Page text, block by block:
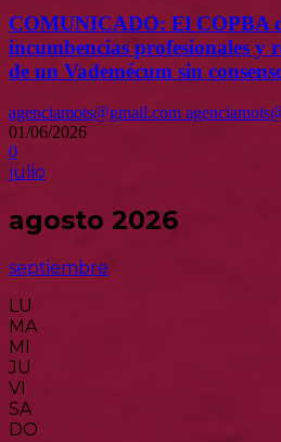
COMUNICADO: El COPBA
incumbencias profesionales y
de un Vademécum sin
agenciamots@gmail.com
01/06/2026
0
julio
agosto 2026
septiembre
LU
MA
MI
JU
VI
SA
DO